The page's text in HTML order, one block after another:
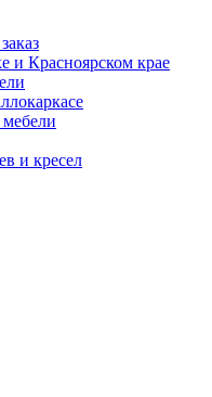
и Красноярском крае
и кресел